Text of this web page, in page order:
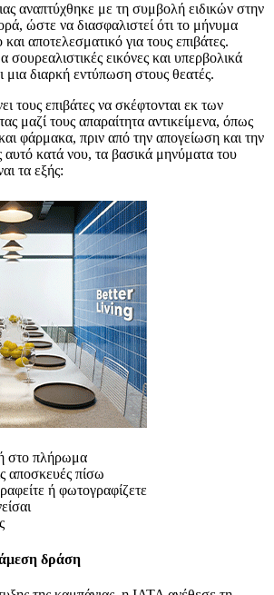
αναπτύχθηκε με τη συμβολή ειδικών στην
ώστε να διασφαλιστεί ότι το μήνυμα
αποτελεσματικό για τους επιβάτες.
σουρεαλιστικές εικόνες και υπερβολικά
μια διαρκή εντύπωση στους θεατές.
τους επιβάτες να σκέφτονται εκ των
μαζί τους απαραίτητα αντικείμενα, όπως
φάρμακα, πριν από την απογείωση και την
κατά νου, τα βασικά μηνύματα του
τα εξής:
στο πλήρωμα
αποσκευές πίσω
ή φωτογραφίζετε
δράση